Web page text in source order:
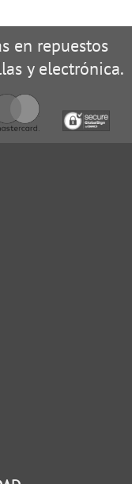
en repuestos
y electrónica.